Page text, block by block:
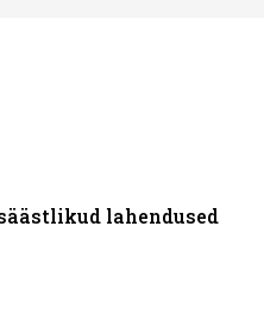
lahendused